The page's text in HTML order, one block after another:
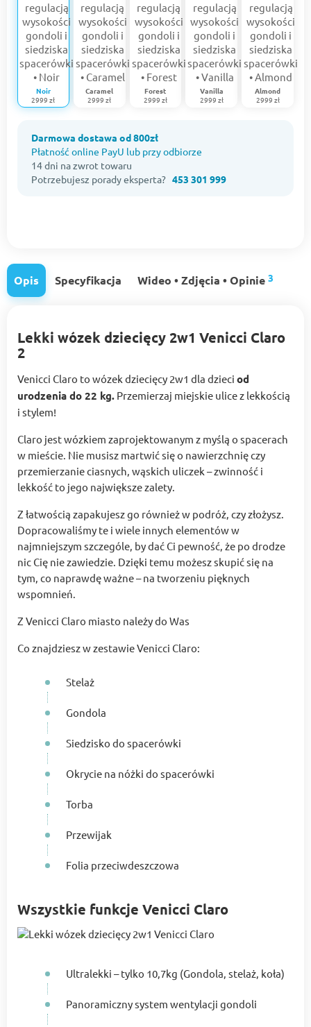
Noir
2999 zł
Caramel
2999 zł
Forest
2999 zł
Vanilla
2999 zł
Almond
2999 zł
Darmowa dostawa od 800zł
Płatność online PayU lub przy odbiorze
14 dni na zwrot towaru
Potrzebujesz porady eksperta? 453 301 999
Opis Specyfikacja Wideo • Zdjęcia • Opinie 3
Lekki wózek dziecięcy 2w1 Venicci Claro
2
Venicci Claro to wózek dziecięcy 2w1 dla dzieci od
urodzenia do 22 kg. Przemierzaj miejskie ulice z lekkością
i stylem!
Claro jest wózkiem zaprojektowanym z myślą o spacerach
w mieście. Nie musisz martwić się o nawierzchnię czy
przemierzanie ciasnych, wąskich uliczek – zwinność i
lekkość to jego największe zalety.
Z łatwością zapakujesz go również w podróż, czy złożysz.
Dopracowaliśmy te i wiele innych elementów w
najmniejszym szczególe, by dać Ci pewność, że po drodze
nic Cię nie zawiedzie. Dzięki temu możesz skupić się na
tym, co naprawdę ważne – na tworzeniu pięknych
wspomnień.
Z Venicci Claro miasto należy do Was
Co znajdziesz w zestawie Venicci Claro:
Stelaż
Gondola
Siedzisko do spacerówki
Okrycie na nóżki do spacerówki
Torba
Przewijak
Folia przeciwdeszczowa
Wszystkie funkcje Venicci Claro
Ultralekki – tylko 10,7kg (Gondola, stelaż, koła)
Panoramiczny system wentylacji gondoli